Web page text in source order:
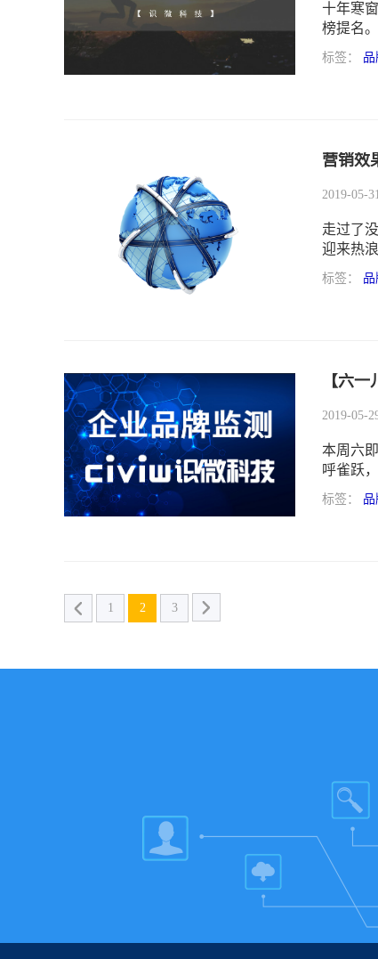
十年寒
榜提名
启，各
下面就
标签：
营销效
2019-05-
走过了
迎来热
六月充
是一个
标签：
【六
2019-05-
本周六
呼雀跃
是黑发
如何吸
标签：
1 2 3